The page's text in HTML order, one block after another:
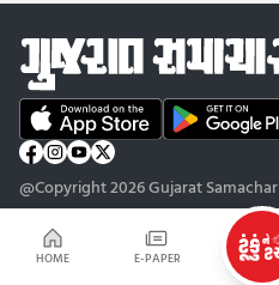
HOME E-PAPER
@Copyright 2026 Gujarat Samachar